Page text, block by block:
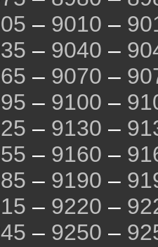
– 9010 –
– 9040 –
– 9070 –
– 9100 –
– 9130 –
– 9160 –
– 9190 –
– 9220 –
– 9250 –